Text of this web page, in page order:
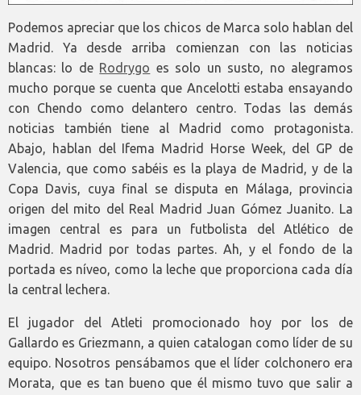
Podemos apreciar que los chicos de Marca solo hablan del
Madrid. Ya desde arriba comienzan con las noticias
blancas: lo de Rodrygo es solo un susto, no alegramos
mucho porque se cuenta que Ancelotti estaba ensayando
con Chendo como delantero centro. Todas las demás
noticias también tiene al Madrid como protagonista.
Abajo, hablan del Ifema Madrid Horse Week, del GP de
Valencia, que como sabéis es la playa de Madrid, y de la
Copa Davis, cuya final se disputa en Málaga, provincia
origen del mito del Real Madrid Juan Gómez Juanito. La
imagen central es para un futbolista del Atlético de
Madrid. Madrid por todas partes. Ah, y el fondo de la
portada es níveo, como la leche que proporciona cada día
la central lechera.
El jugador del Atleti promocionado hoy por los de
Gallardo es Griezmann, a quien catalogan como líder de su
equipo. Nosotros pensábamos que el líder colchonero era
Morata, que es tan bueno que él mismo tuvo que salir a